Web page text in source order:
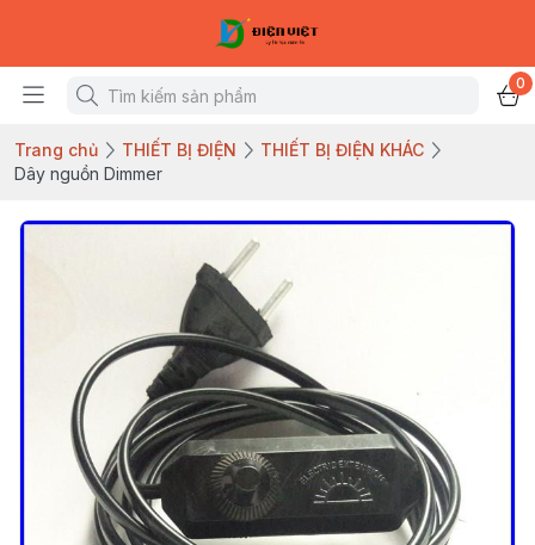
0
Trang chủ THIẾT BỊ ĐIỆN
THIẾT BỊ ĐIỆN KHÁC
Dây nguồn Dimmer